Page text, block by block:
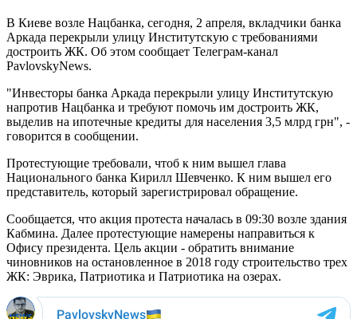
В Киеве возле Нацбанка, сегодня, 2 апреля, вкладчики банка
Аркада перекрыли улицу Институтскую с требованиями
достроить ЖК. Об этом сообщает Телеграм-канал
PavlovskyNews.
"Инвесторы банка Аркада перекрыли улицу Институтскую
напротив Нацбанка и требуют помочь им достроить ЖК,
выделив на ипотечные кредиты для населения 3,5 млрд грн", -
говорится в сообщении.
Протестующие требовали, чтоб к ним вышел глава
Национального банка Кирилл Шевченко. К ним вышел его
представитель, который зарегистрировал обращение.
Сообщается, что акция протеста началась в 09:30 возле здания
Кабмина. Далее протестующие намерены направиться к
Офису президента. Цель акции - обратить внимание
чиновников на остановленное в 2018 году строительство трех
ЖК: Эврика, Патриотика и Патриотика на озерах.